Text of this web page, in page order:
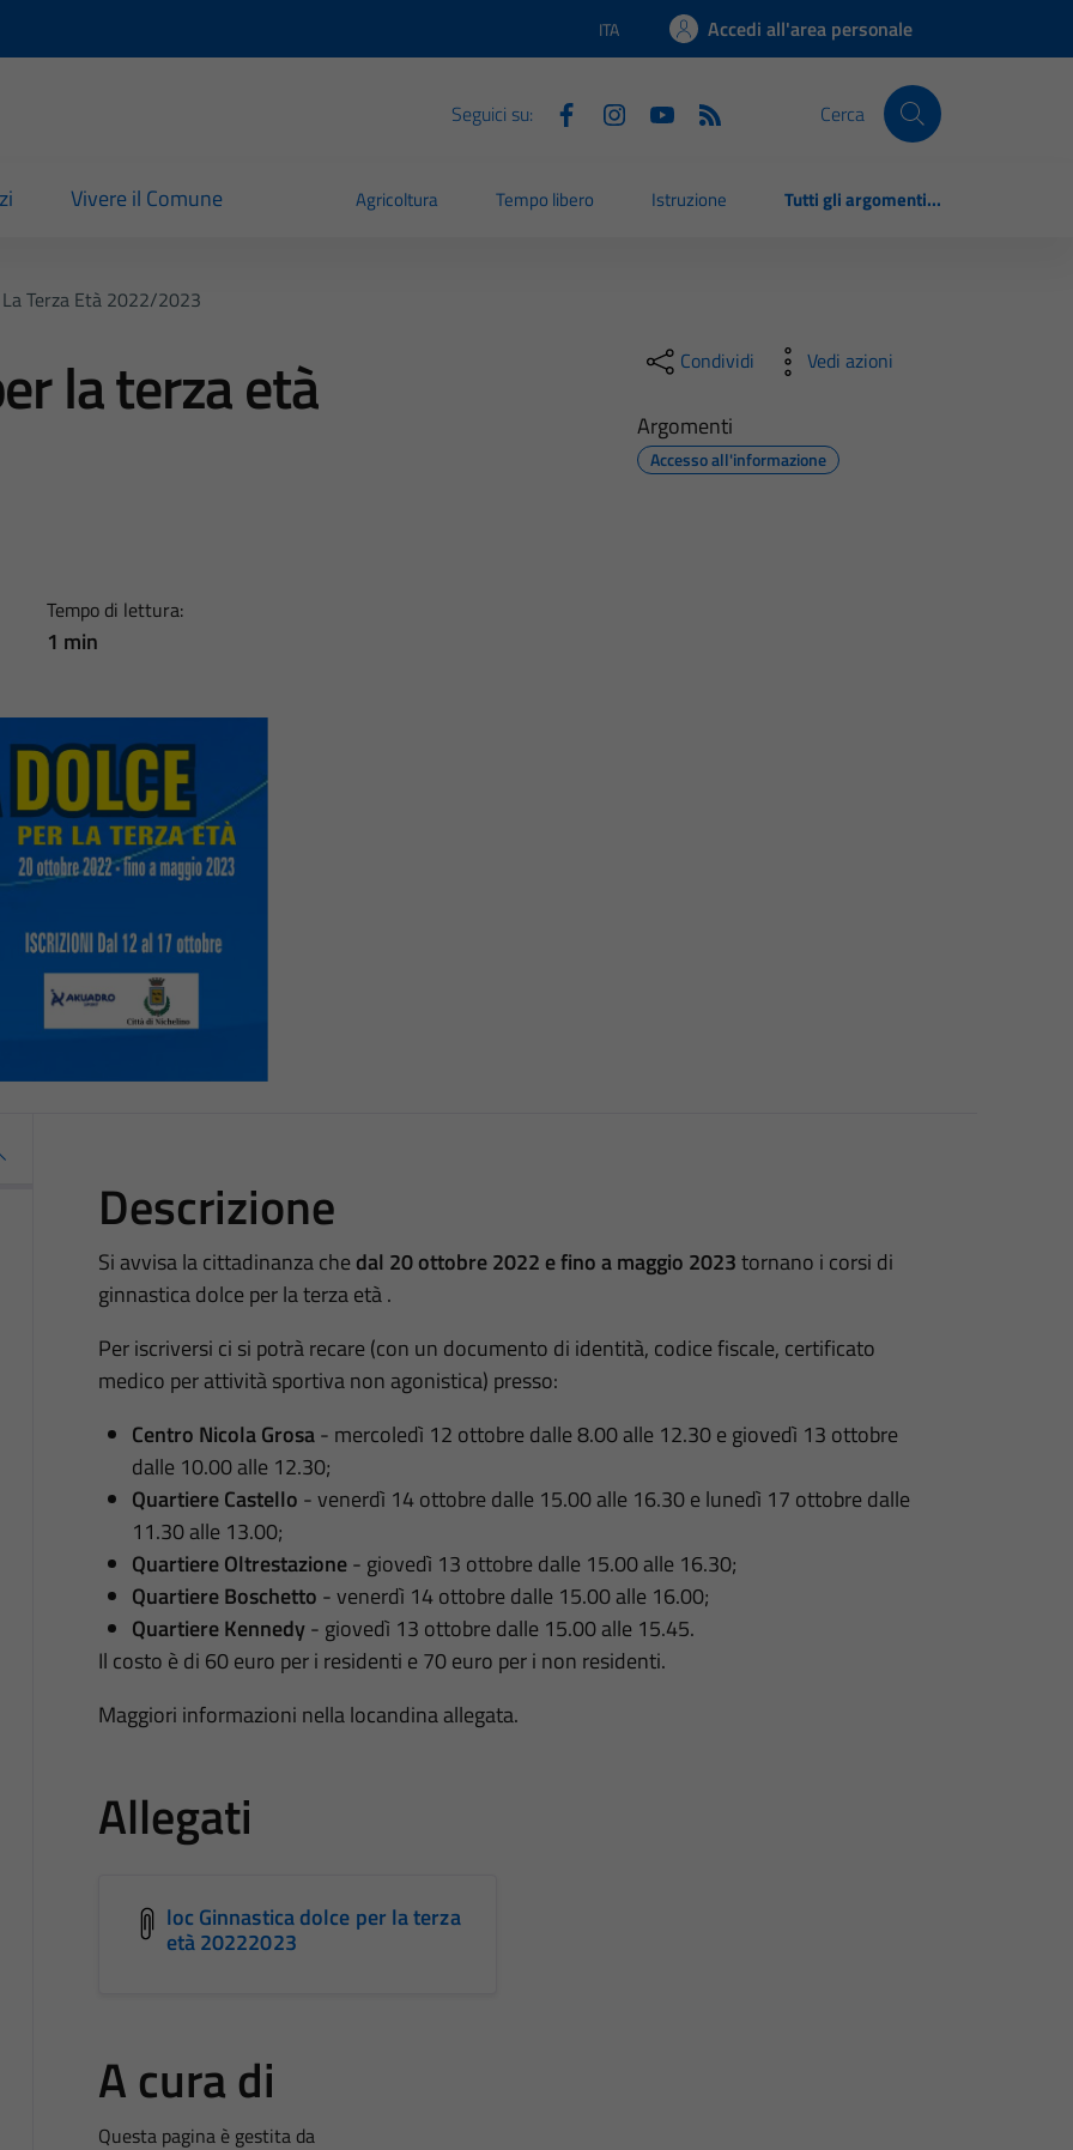
Lingua attiva:
ITA Accedi all'area personale
Seguici su: Cerca
Vivere il Comune Agricoltura Tempo libero Istruzione Tutti gli argomenti...
Terza Età 2022/2023
la terza età
Tempo di lettura:
1 min
Condividi Vedi azioni
Argomenti
Accesso all'informazione
Descrizione
Si avvisa la cittadinanza che dal 20 ottobre 2022 e fino a maggio 2023tornano i corsi di
ginnastica dolce per la terza età .
Per iscriversi ci si potrà recare (con un documento di identità, codice fiscale, certificato
medico per attività sportiva non agonistica) presso:
Centro Nicola Grosa- mercoledì 12 ottobre dalle 8.00 alle 12.30 e giovedì 13 ottobre
dalle 10.00 alle 12.30;
Quartiere Castello - venerdì 14 ottobre dalle 15.00 alle 16.30 e lunedì 17 ottobre dalle
11.30 alle 13.00;
Quartiere Oltrestazione- giovedì 13 ottobre dalle 15.00 alle 16.30;
Quartiere Boschetto - venerdì 14 ottobre dalle 15.00 alle 16.00;
Quartiere Kennedy- giovedì 13 ottobre dalle 15.00 alle 15.45.
Il costo è di 60 euro per i residenti e 70 euro per i non residenti.
Maggiori informazioni nella locandina allegata.
Allegati
loc Ginnastica dolce per la terza
età 20222023
A cura di
Questa pagina è gestita da